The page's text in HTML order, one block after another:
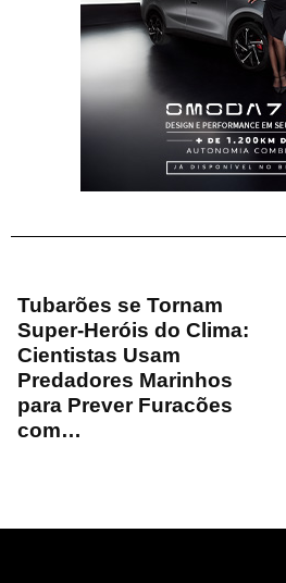
Tubarões se Tornam
Super-Heróis do Clima:
Cientistas Usam
Predadores Marinhos
para Prever Furacões
com…